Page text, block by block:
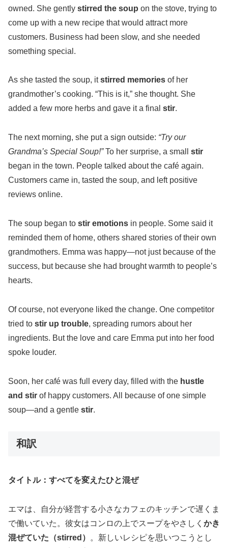
owned. She gently stirred the soup on the stove, trying to
come up with a new recipe that would attract more
customers. Business had been slow, and she needed
something special.
As she tasted the soup, itstirred memories of her
grandmother’s cooking. “This is it,” she thought. She
added a few more herbs and gave it a final stir.
The next morning, she put a sign outside: “Try our
Grandma’s Special Soup!”To her surprise, a small stir
began in the town. People talked about the café again.
Customers came in, tasted the soup, and left positive
reviews online.
The soup began to stir emotions in people. Some said it
reminded them of home, others shared stories of their own
grandmothers. Emma was happy—not just because of the
success, but because she had brought warmth to people’s
hearts.
Of course, not everyone liked the change. One competitor
tried to stir up trouble, spreading rumors about her
ingredients. But the love and care Emma put into her food
spoke louder.
Soon, her café was full every day, filled with the hustle
and stir of happy customers. All because of one simple
soup—and a gentle stir.
和訳
タイトル：すべてを変えたひと混ぜ
エマは、自分が経営する小さなカフェのキッチンで遅くま
で働いていた。彼女はコンロの上でスープをやさしく かき
混ぜていた（stirred）
。新しいレシピを思いつこうとし